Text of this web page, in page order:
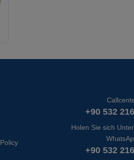
+90 532
Holen Sie sich
+90 532